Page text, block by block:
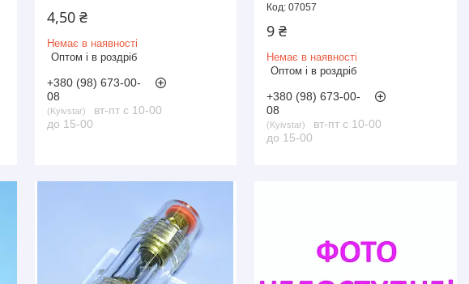
4,50 ₴
Немає в наявності
Оптом і в роздріб
+380 (98) 673-00-
08
Kyivstar
вт-пт с 10-00
до 15-00
07057
9 ₴
Немає в наявності
Оптом і в роздріб
+380 (98) 673-00-
08
Kyivstar
вт-пт с 10-00
до 15-00